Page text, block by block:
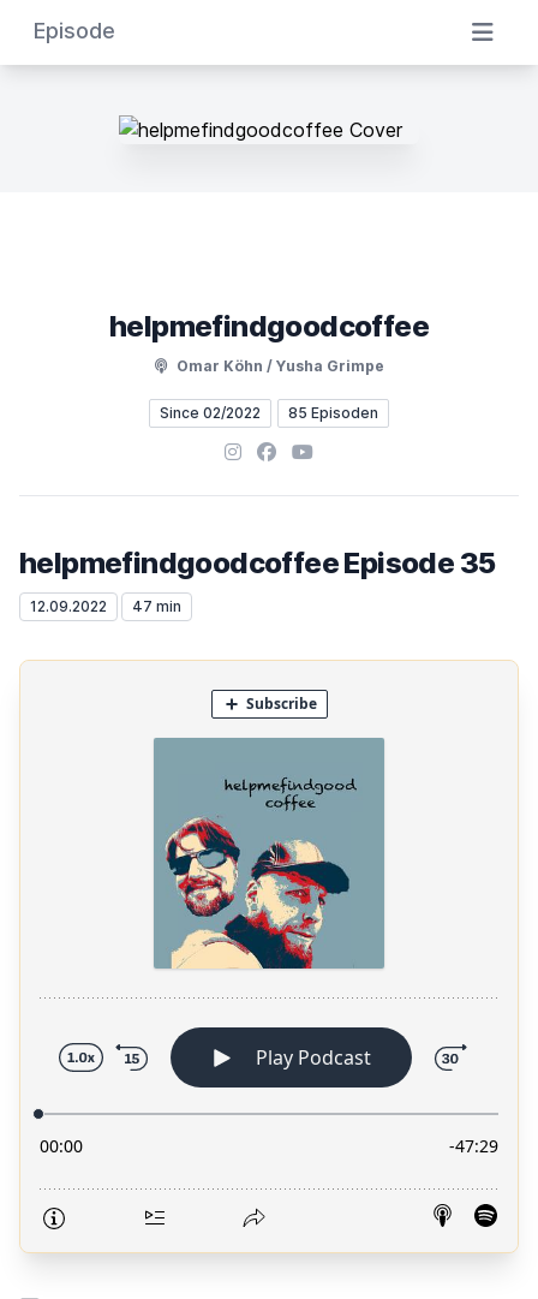
Episode
helpmefindgoodcoffee
Omar Köhn / Yusha Grimpe
Since 02/2022 85 Episoden
Instagram
Facebook
YouTube
helpmefindgoodcoffee Episode 35
12.09.2022 47 min